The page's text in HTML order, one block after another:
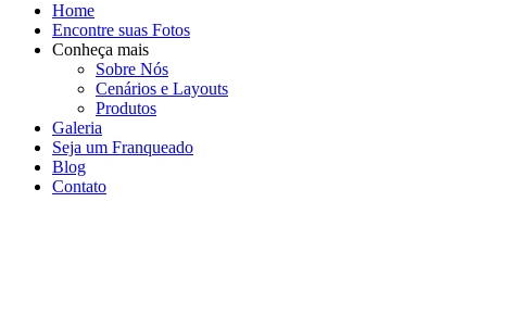
Home
Encontre suas Fotos
Conheça mais
Sobre Nós
Cenários e Layouts
Produtos
Galeria
Seja um Franqueado
Blog
Contato